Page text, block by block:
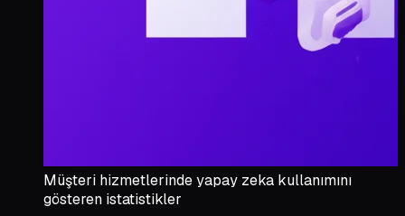
Müşteri hizmetlerinde yapay zeka kullanımını
gösteren istatistikler